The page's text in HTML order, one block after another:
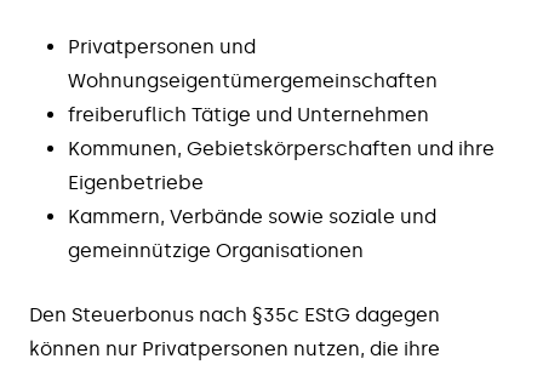
Privatpersonen und
Wohnungseigentümergemeinschaften
freiberuflich Tätige und Unternehmen
Kommunen, Gebietskörperschaften und ihre
Eigenbetriebe
Kammern, Verbände sowie soziale und
gemeinnützige Organisationen
Den Steuerbonus nach §35c EStG dagegen
können nur Privatpersonen nutzen, die ihre